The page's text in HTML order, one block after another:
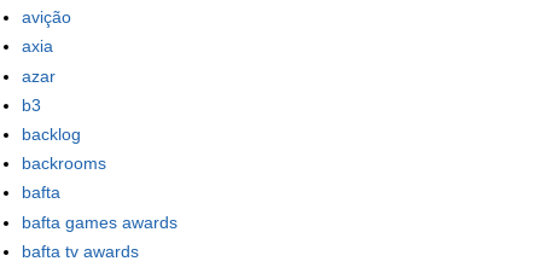
avição
axia
azar
b3
backlog
backrooms
bafta
bafta games awards
bafta tv awards